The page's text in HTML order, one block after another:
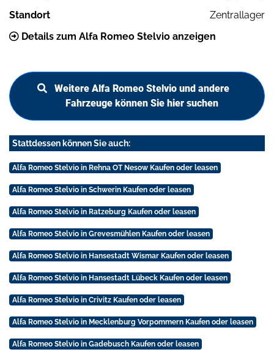
Standort
Zentrallager
Details zum Alfa Romeo Stelvio anzeigen
Weitere Alfa Romeo Stelvio und andere
Fahrzeuge können Sie hier suchen
Stattdessen können Sie auch:
Alfa Romeo Stelvio in Rehna OT Nesow Kaufen oder leasen
Alfa Romeo Stelvio in Schwerin Kaufen oder leasen
Alfa Romeo Stelvio in Ratzeburg Kaufen oder leasen
Alfa Romeo Stelvio in Grevesmühlen Kaufen oder leasen
Alfa Romeo Stelvio in Hansestadt Wismar Kaufen oder leasen
Alfa Romeo Stelvio in Hansestadt Lübeck Kaufen oder leasen
Alfa Romeo Stelvio in Crivitz Kaufen oder leasen
Alfa Romeo Stelvio in Mecklenburg Vorpommern Kaufen oder leasen
Alfa Romeo Stelvio in Gadebusch Kaufen oder leasen